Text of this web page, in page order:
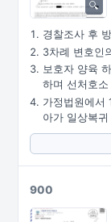
경찰조사 후
3차례 변호인
보호자 양육
하며 선처호소
가정법원에서
아가 일상복귀
900